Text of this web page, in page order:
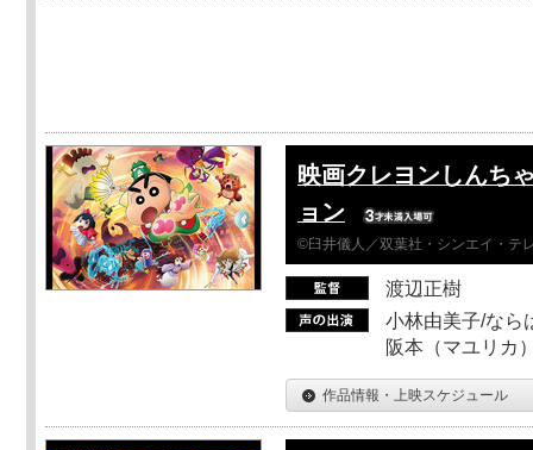
映画クレヨンしんち
ョン
©臼井儀人／双葉社・シンエイ・テ
渡辺正樹
小林由美子/なら
阪本（マユリカ
作品情報・上映スケジュール